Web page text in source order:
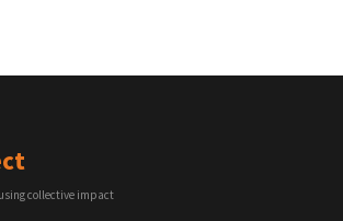
collective impact